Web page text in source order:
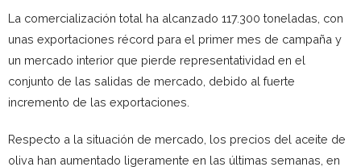
La comercialización total ha alcanzado 117.300 toneladas, con
unas exportaciones récord para el primer mes de campaña y
un mercado interior que pierde representatividad en el
conjunto de las salidas de mercado, debido al fuerte
incremento de las exportaciones.
Respecto a la situación de mercado, los precios del aceite de
oliva han aumentado ligeramente en las últimas semanas, en